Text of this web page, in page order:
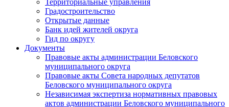
Территориальные управления
Градостроительство
Открытые данные
Банк идей жителей округа
Гид по округу
Документы
Правовые акты администрации Беловского
муниципального округа
Правовые акты Совета народных депутатов
Беловского муниципального округа
Независимая экспертиза нормативных правовых
актов администрации Беловского муниципального